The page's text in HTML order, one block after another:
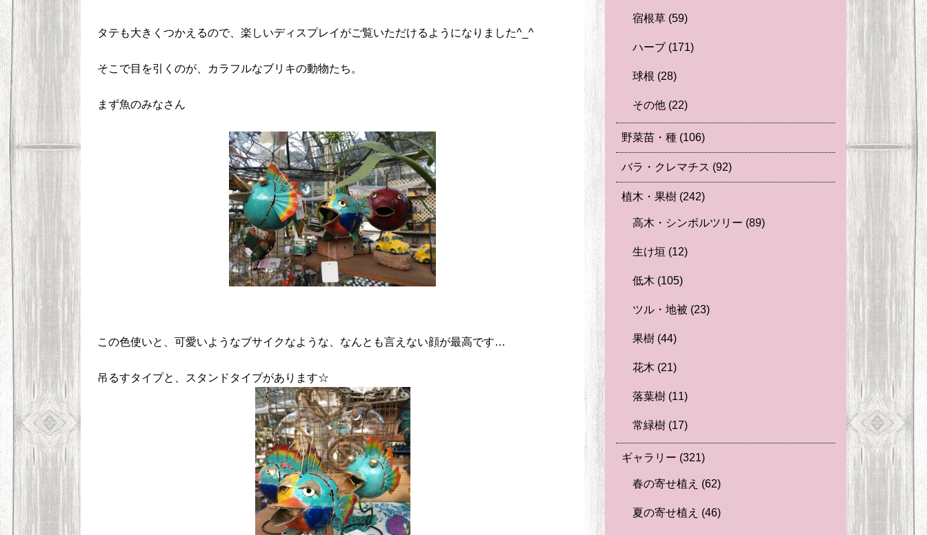
タテも大きくつかえるので、楽しいディスプレイがご覧いただけるようになりました^_^
そこで目を引くのが、カラフルなブリキの動物たち。
まず魚のみなさん
この色使いと、可愛いようなブサイクなような、なんとも言えない顔が最高です…
吊るすタイプと、スタンドタイプがあります☆
宿根草 (59)
ハーブ (171)
球根 (28)
その他 (22)
野菜苗・種 (106)
バラ・クレマチス (92)
植木・果樹 (242)
高木・シンボルツリー (89)
生け垣 (12)
低木 (105)
ツル・地被 (23)
果樹 (44)
花木 (21)
落葉樹 (11)
常緑樹 (17)
ギャラリー (321)
春の寄せ植え (62)
夏の寄せ植え (46)